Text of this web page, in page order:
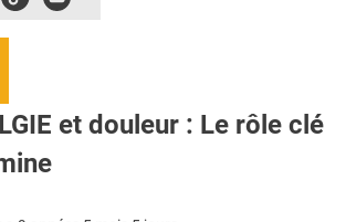
et douleur : Le rôle clé